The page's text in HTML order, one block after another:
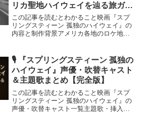
リカ聖地ハイウェイを辿る旅ガイ
ド
この記事を読むとわかること映画『スプ
リングスティーン 孤独のハイウェイ』の
内容と制作背景アメリカ各地のロケ地と
リカンロックの巨星、ブルース・スプリ
ングスティーン。彼の魂...
🎙️ 『スプリングスティーン 孤独の
ハイウェイ』声優・吹替キャスト
＆主題歌まとめ【完全版】
この記事を読むとわかること映画『スプ
リングスティーン 孤独のハイウェイ』の
声優・吹替キャスト一覧主題歌・挿入歌